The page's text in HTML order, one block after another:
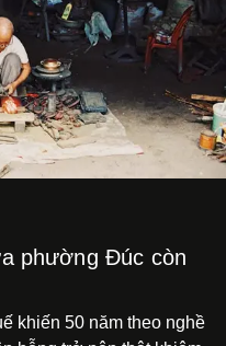
phường Đúc còn
khiến 50 năm theo nghề